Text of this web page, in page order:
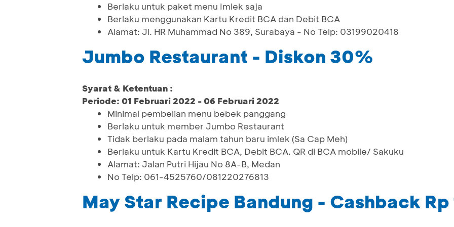
Berlaku untuk paket menu Imlek saja
Berlaku menggunakan Kartu Kredit BCA dan Debit BCA
Alamat: Jl. HR Muhammad No 389, Surabaya - No Telp: 03199020418
Jumbo Restaurant - Diskon 30%
Syarat & Ketentuan :
Periode: 01 Februari 2022 - 06 Februari 2022
Minimal pembelian menu bebek panggang
Berlaku untuk member Jumbo Restaurant
Tidak berlaku pada malam tahun baru imlek (Sa Cap Meh)
Berlaku untuk Kartu Kredit BCA, Debit BCA. QR di BCA mobile/ Sakuku
Alamat: Jalan Putri Hijau No 8A-B, Medan
No Telp: 061-4525760/081220276813
May Star Recipe Bandung - Cashback